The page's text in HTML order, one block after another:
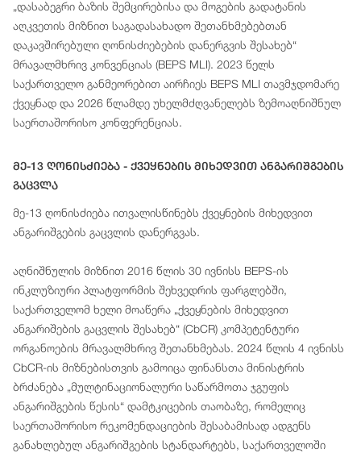
„დასაბეგრი ბაზის შემცირებისა და მოგების გადატანის
აღკვეთის მიზნით საგადასახადო შეთანხმებებთან
დაკავშირებული ღონისძიებების დანერგვის შესახებ“
მრავალმხრივ კონვენციას (BEPS MLI). 2023 წელს
საქართველო განმეორებით აირჩიეს BEPS MLI თავმჯდომარე
ქვეყნად და 2026 წლამდე უხელმძღვანელებს ზემოაღნიშნულ
საერთაშორისო კონფერენციას.
Მე-13 Ღონისძიება - Ქვეყნების Მიხედვით Ანგარიშგების
Გაცვლა
მე-13 ღონისძიება ითვალისწინებს ქვეყნების მიხედვით
ანგარიშგების გაცვლის დანერგვას.
აღნიშნულის მიზნით 2016 წლის 30 ივნისს BEPS-ის
ინკლუზიური პლატფორმის შეხვედრის ფარგლებში,
საქართველომ ხელი მოაწერა „ქვეყნების მიხედვით
ანგარიშების გაცვლის შესახებ“ (CbCR) კომპეტენტური
ორგანოების მრავალმხრივ შეთანხმებას. 2024 წლის 4 ივნისს
CbCR-ის მიზნებისთვის გამოიცა ფინანსთა მინისტრის
ბრძანება „მულტინაციონალური საწარმოთა ჯგუფის
ანგარიშგების წესის“ დამტკიცების თაობაზე, რომელიც
საერთაშორისო რეკომენდაციების შესაბამისად ადგენს
განახლებულ ანგარიშგების სტანდარტებს, საქართველოში